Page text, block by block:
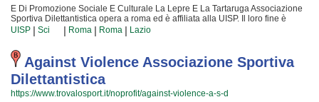
E Di Promozione Sociale E Culturale La Lepre E La Tartaruga Associazione
Sportiva Dilettantistica opera a roma ed è affiliata alla UISP. Il loro fine è
quello di promuovere la pallacanestro offrendo corsi rivolti a bambini e
ragazzi. E Di Promozione Sociale E Culturale La Lepre E La Tartaruga
Associazione Sportiva Dilettantistica è radicata nella comunità di roma e al
loro interno sono cresciute generazioni di bambini e ragazzi che hanno
imparato i valori fondamentali dello sport e l'importanza del lavoro di
squadra. I loro istruttori di pallacanestro sono tra i più esperti e qualificati
della zona e sono sicuramente i più adatti a sviluppare il talento dei bambini
che iniziano a giocare e dei ragazzi che vogliono raggiungere livelli di
UISP | Sci | Roma | Roma | Lazio
Against Violence Associazione Sportiva
Dilettantistica
https://www.trovalosport.it/noprofit/against-violence-a-s-d